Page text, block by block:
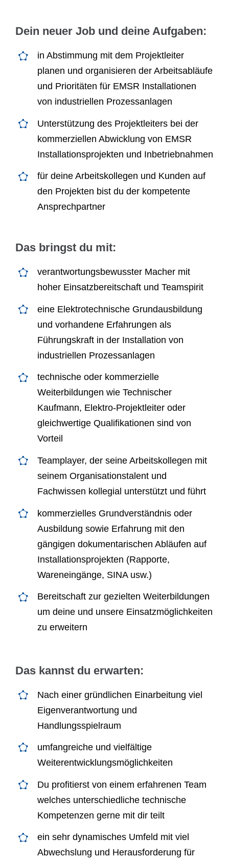
Dein neuer Job und deine Aufgaben:
in Abstimmung mit dem Projektleiter
planen und organisieren der Arbeitsabläufe
und Prioritäten für EMSR Installationen
von industriellen Prozessanlagen
Unterstützung des Projektleiters bei der
kommerziellen Abwicklung von EMSR
Installationsprojekten und Inbetriebnahmen
für deine Arbeitskollegen und Kunden auf
den Projekten bist du der kompetente
Ansprechpartner
Das bringst du mit:
verantwortungsbewusster Macher mit
hoher Einsatzbereitschaft und Teamspirit
eine Elektrotechnische Grundausbildung
und vorhandene Erfahrungen als
Führungskraft in der Installation von
industriellen Prozessanlagen
technische oder kommerzielle
Weiterbildungen wie Technischer
Kaufmann, Elektro-Projektleiter oder
gleichwertige Qualifikationen sind von
Vorteil
Teamplayer, der seine Arbeitskollegen mit
seinem Organisationstalent und
Fachwissen kollegial unterstützt und führt
kommerzielles Grundverständnis oder
Ausbildung sowie Erfahrung mit den
gängigen dokumentarischen Abläufen auf
Installationsprojekten (Rapporte,
Wareneingänge, SINA usw.)
Bereitschaft zur gezielten Weiterbildungen
um deine und unsere Einsatzmöglichkeiten
zu erweitern
Das kannst du erwarten:
Nach einer gründlichen Einarbeitung viel
Eigenverantwortung und
Handlungsspielraum
umfangreiche und vielfältige
Weiterentwicklungsmöglichkeiten
Du profitierst von einem erfahrenen Team
welches unterschiedliche technische
Kompetenzen gerne mit dir teilt
ein sehr dynamisches Umfeld mit viel
Abwechslung und Herausforderung für